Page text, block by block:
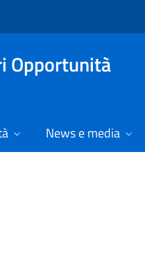
Opportunità
News e media